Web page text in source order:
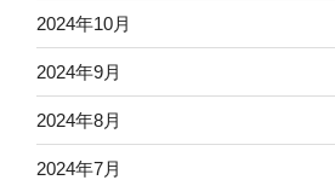
2024年10月
2024年9月
2024年8月
2024年7月